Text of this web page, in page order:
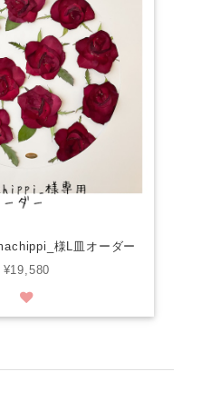
様L皿オーダー
¥19,580